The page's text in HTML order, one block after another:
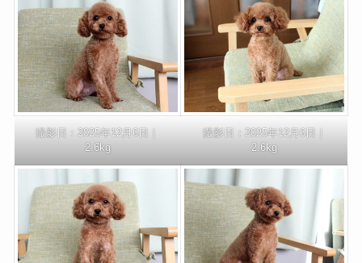
撮影日：2025年12月6日｜
2.6kg
撮影日：2025年12月6日｜
2.6kg